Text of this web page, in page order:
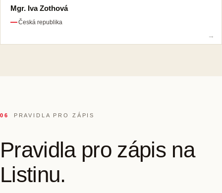
Mgr. Iva Zothová
Česká republika
06 PRAVIDLA PRO ZÁPIS
Pravidla pro zápis na
Listinu.